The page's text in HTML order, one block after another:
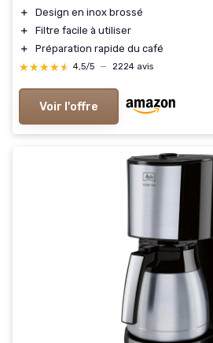
＋
Design en inox brossé
＋
Filtre facile à utiliser
＋
Préparation rapide du café
★★★★★
★★★★★ 4,5/5 — 2224 avis
Voir l'offre